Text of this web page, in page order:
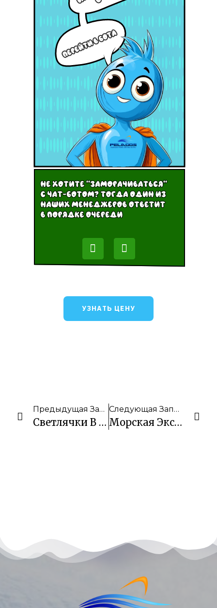
НАЖМИТЕ ЗДЕСЬ
УЗНАТЬ ЦЕНУ
Предыдущая Запись
Светлячки В Пуэрто Принцессе
Следующая Запись
Морская Экскурсия По Маршруту А – Эль Нидо